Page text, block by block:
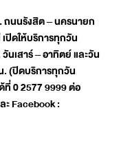
นนรังสิต – นครนายก
ปิดให้บริการทุกวัน
นเสาร์ – อาทิตย์ และวัน
(ปิดบริการทุกวัน
ที่ 0 2577 9999 ต่อ
ะ Facebook :